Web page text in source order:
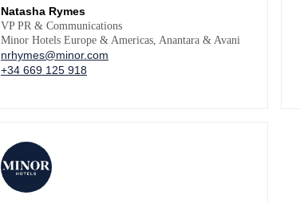
Natasha Rymes
VP PR & Communications
Minor Hotels Europe & Americas, Anantara & Avani
nrhymes@minor.com
+34 669 125 918